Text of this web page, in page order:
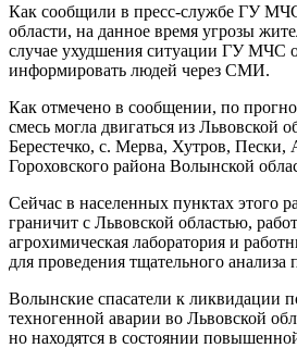
Как сообщили в пресс-службе ГУ
области, на данное время угрозы
случае ухудшения ситуации ГУ МЧС
информировать людей через СМИ.
Как отмечено в сообщении, по
смесь могла двигаться из Львовской
Берестечко, с. Мерва, Хутров, Пески,
Гороховского района Волынской
Сейчас в населенных пунктах этого
граничит с Львовской областью,
агрохимическая лаборатория и
для проведения тщательного анализа
Волынские спасатели к ликвидации
техногенной аварии во Львовской
но находятся в состоянии